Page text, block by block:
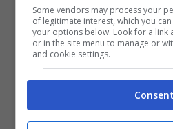
percorso diFabio Testi
Vipfu molto apprezzato
ma non arrivò in finale.
infatti eliminato dopo
nella casa più spiata
Some vendors may process your
of legitimate interest, which you
your options below. Look for a link
or in the site menu to manage or
and cookie settings.
Consent